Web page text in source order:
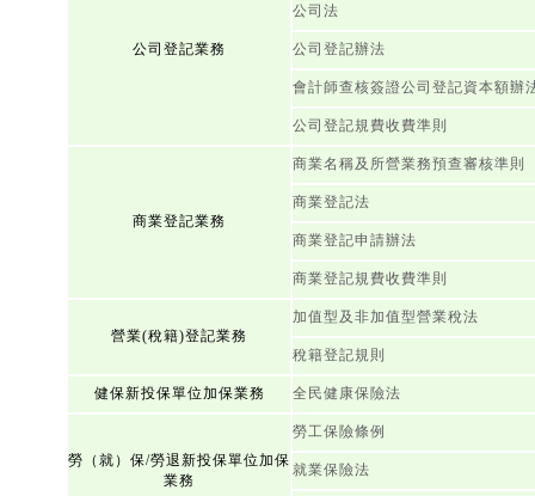
公司登記業務
公司法
公司登記辦法
會計師查核簽證公司登記資本額辦
公司登記規費收費準則
商業登記業務
商業名稱及所營業務預查審核準則
商業登記法
商業登記申請辦法
商業登記規費收費準則
營業(稅籍)登記業務
加值型及非加值型營業稅法
稅籍登記規則
健保新投保單位加保業務 全民健康保險法
勞（就）保/勞退新投保單位加保
業務
勞工保險條例
就業保險法